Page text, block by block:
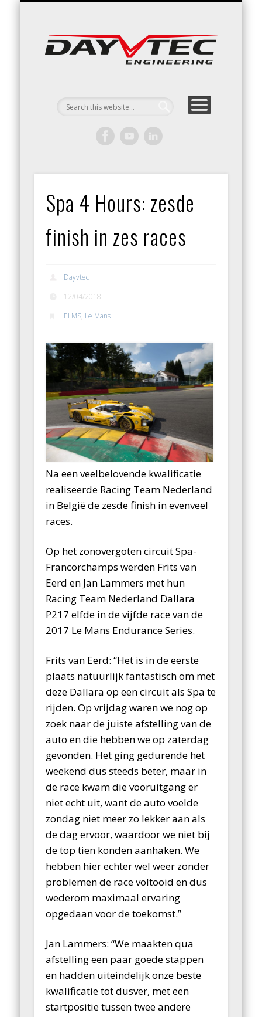
Spa 4 Hours: zesde
finish in zes races
Dayvtec
12/04/2018
ELMS, Le Mans
Na een veelbelovende kwalificatie
realiseerde Racing Team Nederland
in België de zesde finish in evenveel
races.
Op het zonovergoten circuit Spa-
Francorchamps werden Frits van
Eerd en Jan Lammers met hun
Racing Team Nederland Dallara
P217 elfde in de vijfde race van de
2017 Le Mans Endurance Series.
Frits van Eerd: “Het is in de eerste
plaats natuurlijk fantastisch om met
deze Dallara op een circuit als Spa te
rijden. Op vrijdag waren we nog op
zoek naar de juiste afstelling van de
auto en die hebben we op zaterdag
gevonden. Het ging gedurende het
weekend dus steeds beter, maar in
de race kwam die vooruitgang er
niet echt uit, want de auto voelde
zondag niet meer zo lekker aan als
de dag ervoor, waardoor we niet bij
de top tien konden aanhaken. We
hebben hier echter wel weer zonder
problemen de race voltooid en dus
wederom maximaal ervaring
opgedaan voor de toekomst.”
Jan Lammers: “We maakten qua
afstelling een paar goede stappen
en hadden uiteindelijk onze beste
kwalificatie tot dusver, met een
startpositie tussen twee andere